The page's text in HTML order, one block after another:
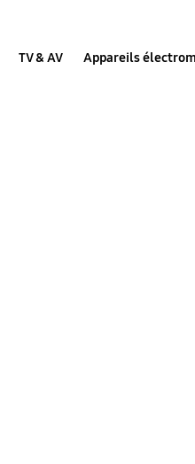
TV & AV Appareils